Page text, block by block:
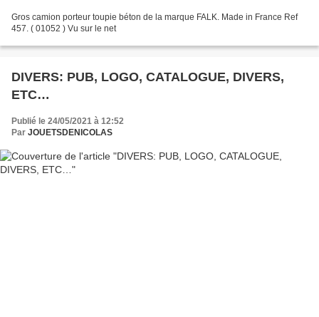
Gros camion porteur toupie béton de la marque FALK. Made in France Ref
457. ( 01052 ) Vu sur le net
DIVERS: PUB, LOGO, CATALOGUE, DIVERS,
ETC…
Publié le 24/05/2021 à 12:52
Par JOUETSDENICOLAS